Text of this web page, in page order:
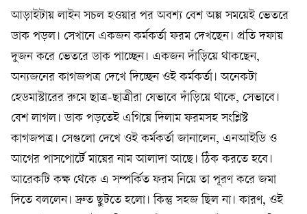
আড়াইটায় লাইন সচল হওয়ার পর অবশ্য বেশ অল্প সময়েই ভেতরে
ডাক পড়ল। সেখানে একজন কর্মকর্তা ফরম দেখছেন। প্রতি দফায়
দুজন করে ভেতরে ডাক পাচ্ছেন। একজন দাঁড়িয়ে থাকছেন,
অন্যজনের কাগজপত্র দেখে দিচ্ছেন ওই কর্মকর্তা। অনেকটা
হেডমাস্টারের রুমে ছাত্র-ছাত্রীরা যেভাবে দাঁড়িয়ে থাকে, সেভাবে।
বেশ লাগল। ডাক পড়তেই এগিয়ে দিলাম ফরমসহ সংশ্লিষ্ট
কাগজপত্র। সেগুলো দেখে ওই কর্মকর্তা জানালেন, এনআইডি ও
আগের পাসপোর্টে মায়ের নাম আলাদা আছে। ঠিক করতে হবে।
আরেকটি কক্ষ থেকে এ সম্পর্কিত ফরম নিয়ে তা পূরণ করে জমা
দিতে বললেন। দ্রুত ছুটতে হলো। কিন্তু সহজ ছিল না। কারণ, ওই